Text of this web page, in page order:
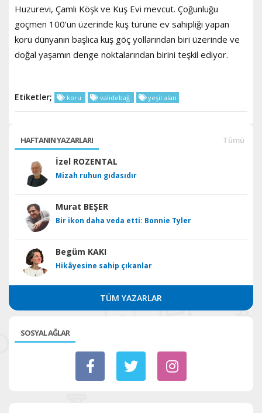
Huzurevi, Çamlı Köşk ve Kuş Evi mevcut. Çoğunluğu
göçmen 100’ün üzerinde kuş türüne ev sahipliği yapan
koru dünyanın başlıca kuş göç yollarından biri üzerinde ve
doğal yaşamın denge noktalarından birini teşkil ediyor.
Etiketler; koru validebağ yeşil alan
HAFTANIN YAZARLARI Tümü
İzel ROZENTAL
Mizah ruhun gıdasıdır
Murat BEŞER
Bir ikon daha veda etti: Bonnie Tyler
Begüm KAKI
Hikâyesine sahip çıkanlar
TÜM YAZARLAR
SOSYAL AĞLAR